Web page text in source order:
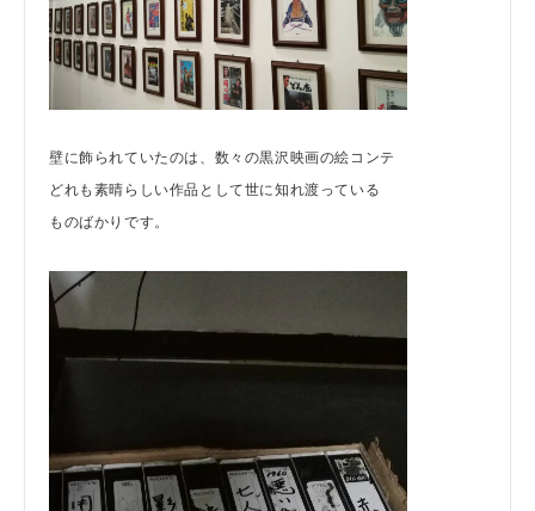
壁に飾られていたのは、数々の黒沢映画の絵コンテ
どれも素晴らしい作品として世に知れ渡っている
ものばかりです。